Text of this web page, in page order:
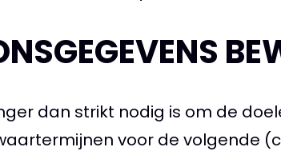
dan strikt nodig is om de
voor de volgende